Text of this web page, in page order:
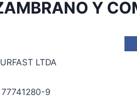
Y
LTDA
9